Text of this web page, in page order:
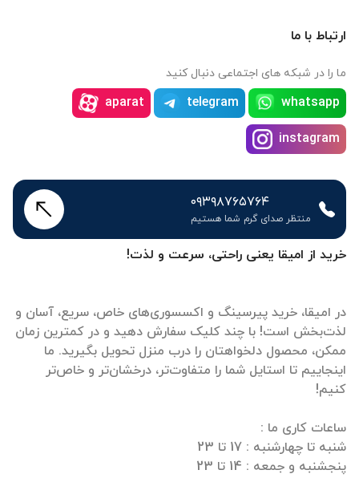
خرید از امیقا یعنی راحتی، سرعت و لذت!
در امیقا، خرید پیرسینگ و اکسسوری‌های خاص، سریع، آسان و
لذت‌بخش است! با چند کلیک سفارش دهید و در کمترین زمان
ممکن، محصول دلخواهتان را درب منزل تحویل بگیرید. ما
اینجاییم تا استایل شما را متفاوت‌تر، درخشان‌تر و خاص‌تر
ارتباط با ما
ما را در شبکه های اجتماعی دنبال کنید
whatsapp
telegram
aparat
instagram
۰۹۳۹۸۷۶۵۷۶۴
منتظر صدای گرم شما هستیم